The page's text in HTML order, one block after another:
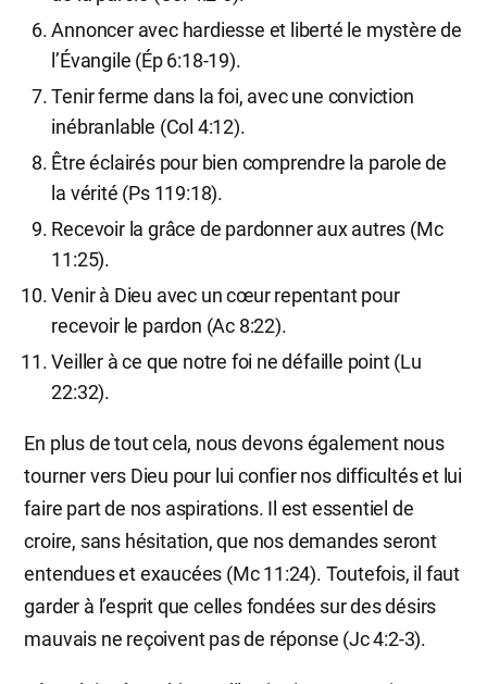
Annoncer avec hardiesse et liberté le mystère de
l’Évangile (Ép 6:18-19).
Tenir ferme dans la foi, avec une conviction
inébranlable (Col 4:12).
Être éclairés pour bien comprendre la parole de
la vérité (Ps 119:18).
Recevoir la grâce de pardonner aux autres (Mc
11:25).
Venir à Dieu avec un cœur repentant pour
recevoir le pardon (Ac 8:22).
Veiller à ce que notre foi ne défaille point (Lu
22:32).
En plus de tout cela, nous devons également nous
tourner vers Dieu pour lui confier nos difficultés et lui
faire part de nos aspirations. Il est essentiel de
croire, sans hésitation, que nos demandes seront
entendues et exaucées (Mc 11:24). Toutefois, il faut
garder à l’esprit que celles fondées sur des désirs
mauvais ne reçoivent pas de réponse (Jc 4:2-3).